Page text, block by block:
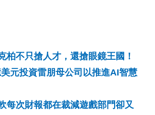
柏不只搶人才，還搶眼鏡王國！
元投資雷朋母公司以推進AI智慧
每次財報都在裁減遊戲部門卻又